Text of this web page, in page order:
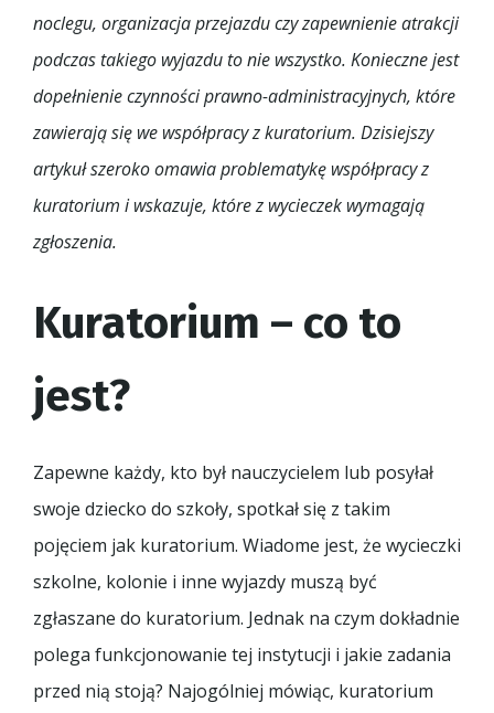
noclegu, organizacja przejazdu czy zapewnienie atrakcji
podczas takiego wyjazdu to nie wszystko. Konieczne jest
dopełnienie czynności prawno-administracyjnych, które
zawierają się we współpracy z kuratorium. Dzisiejszy
artykuł szeroko omawia problematykę współpracy z
kuratorium i wskazuje, które z wycieczek wymagają
zgłoszenia.
Kuratorium – co to
jest?
Zapewne każdy, kto był nauczycielem lub posyłał
swoje dziecko do szkoły, spotkał się z takim
pojęciem jak kuratorium. Wiadome jest, że wycieczki
szkolne, kolonie i inne wyjazdy muszą być
zgłaszane do kuratorium. Jednak na czym dokładnie
polega funkcjonowanie tej instytucji i jakie zadania
przed nią stoją? Najogólniej mówiąc, kuratorium